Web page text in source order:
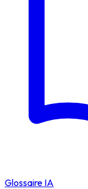
Glossaire IA